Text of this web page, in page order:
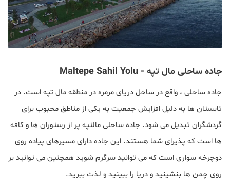
جاده ساحلی مال تپه - Maltepe Sahil Yolu
جاده ساحلی ، واقع در ساحل دریای مرمره در منطقه مال تپه است. در
تابستان ها به دلیل افزایش جمعیت به یکی از مناطق محبوب برای
گردشگران تبدیل می شود. جاده ساحلی مالتپه پر از رستوران ها و کافه
ها است که پذیرای شما هستند. این جاده دارای مسیرهای پیاده روی
دوچرخه سواری است که می توانید سرگرم شوید همچنین می توانید بر
روی چمن ها بنشینید و دریا را ببینید و لذت ببرید.